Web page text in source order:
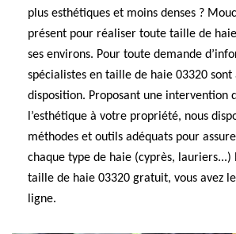
plus esthétiques et moins denses ?
présent pour réaliser toute taille de
ses environs. Pour toute demande
spécialistes en taille de haie 03320 sont
disposition. Proposant une intervention
l’esthétique à votre propriété, nous
méthodes et outils adéquats pour
chaque type de haie (cyprès, lauriers...)
taille de haie 03320 gratuit, vous avez
ligne.